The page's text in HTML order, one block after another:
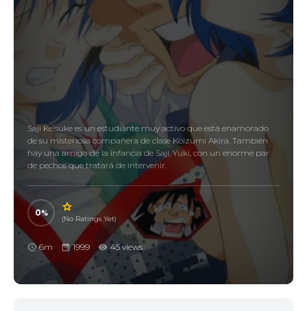
Saji Keisuke es un estudiante muy activo que está enamorado
de su misteriosa compañera de clase Koizumi Akira. También
hay una amiga de la infancia de Saji, Yuki, con un enorme par
de pechos que tratará de intervenir.
0
(No Ratings Yet)
6m 1999 45 views